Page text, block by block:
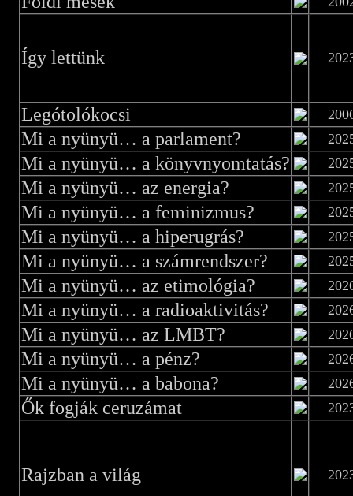
Így lettünk
Legótolókocsi
Mi a nyünyü… a parlament?
Mi a nyünyü… a könyvnyomtatás?
Mi a nyünyü… az energia?
Mi a nyünyü… a feminizmus?
Mi a nyünyü… a hiperugrás?
Mi a nyünyü… a számrendszer?
Mi a nyünyü… az etimológia?
Mi a nyünyü… a radioaktivitás?
Mi a nyünyü… az LMBT?
Mi a nyünyü… a pénz?
Mi a nyünyü… a babona?
Ők fogják ceruzámat
Rajzban a világ